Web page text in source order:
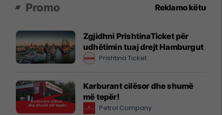
Promo Reklamo këtu
Zgjidhni PrishtinaTicket për
udhëtimin tuaj drejt Hamburgut
Prishtina Ticket
Karburant cilësor dhe shumë
më tepër!
Petrol Company